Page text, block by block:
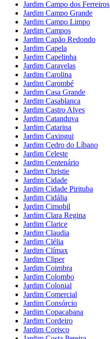
Jardim Campo dos Ferreiros
Jardim Campo Grande
Jardim Campo Limpo
Jardim Campos
Jardim Capão Redondo
Jardim Capela
Jardim Capelinha
Jardim Caravelas
Jardim Carolina
Jardim Carombé
Jardim Casa Grande
Jardim Casablanca
Jardim Castro Alves
Jardim Catanduva
Jardim Catarina
Jardim Caxingui
Jardim Cedro do Líbano
Jardim Celeste
Jardim Centenário
Jardim Christie
Jardim Cidade
Jardim Cidade Pirituba
Jardim Cidália
Jardim Cimobil
Jardim Clara Regina
Jardim Clarice
Jardim Claudia
Jardim Clélia
Jardim Clímax
Jardim Cliper
Jardim Coimbra
Jardim Colombo
Jardim Colonial
Jardim Comercial
Jardim Consórcio
Jardim Copacabana
Jardim Cordeiro
Jardim Corisco